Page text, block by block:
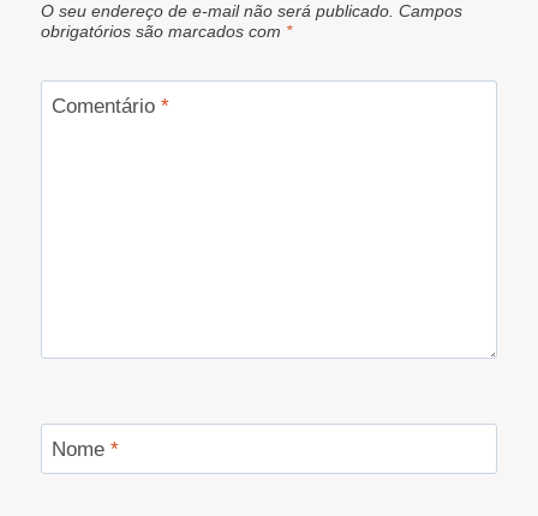
O seu endereço de e-mail não será publicado. Campos
obrigatórios são marcados com *
Comentário *
Nome *